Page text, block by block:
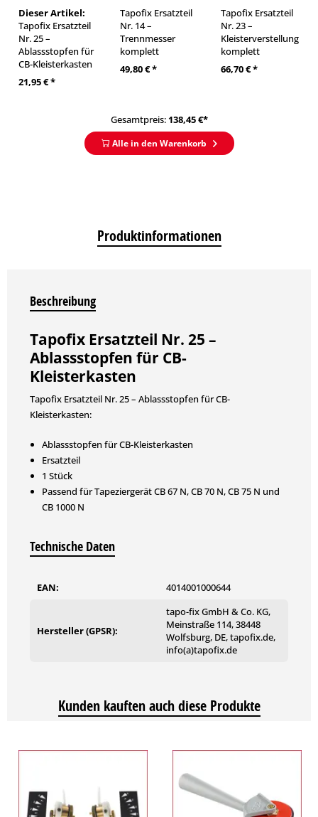
Dieser Artikel:
Tapofix Ersatzteil
Nr. 25 –
Ablassstopfen für
CB-Kleisterkasten
21,95 € *
Tapofix Ersatzteil
Nr. 14 –
Trennmesser
komplett
49,80 € *
Tapofix Ersatzteil
Nr. 23 –
Kleisterverstellung
komplett
66,70 € *
Gesamtpreis: 138,45€*
Alle in den Warenkorb
Produktinformationen
Beschreibung
Tapofix Ersatzteil Nr. 25 –
Ablassstopfen für CB-
Kleisterkasten
Tapofix Ersatzteil Nr. 25 – Ablassstopfen für CB-
Kleisterkasten:
Ablassstopfen für CB-Kleisterkasten
Ersatzteil
1 Stück
Passend für Tapeziergerät CB 67 N, CB 70 N, CB 75 N und
CB 1000 N
Technische Daten
EAN: 4014001000644
Hersteller (GPSR):
tapo-fix GmbH & Co. KG,
Meinstraße 114, 38448
Wolfsburg, DE, tapofix.de,
info(a)tapofix.de
Kunden kauften auch diese Produkte